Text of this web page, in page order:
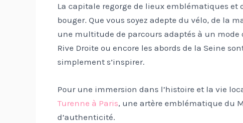
La capitale regorge de lieux emblématiques
bouger. Que vous soyez adepte du vélo, de la
une multitude de parcours adaptés à un mode
Rive Droite ou encore les abords de la Seine
simplement s’inspirer.
Pour une immersion dans l’histoire et la vie
Turenne à Paris, une artère emblématique du
d’authenticité.